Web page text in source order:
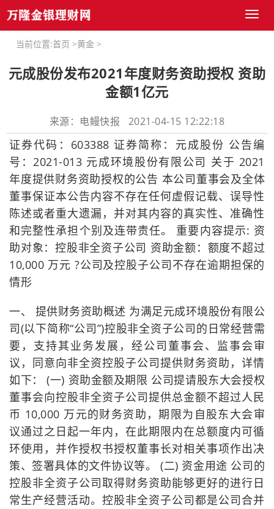
Toggle
当前位置:首页 >黄金 >
元成股份发布2021年度财务资助授权 资助
金额1亿元
来源：电鳗快报 2021-04-15 12:22:18
证券代码：603388 证券简称：元成股份 公告编
号：2021-013 元成环境股份有限公司 关于 2021
年度提供财务资助授权的公告 本公司董事会及全体
董事保证本公告内容不存在任何虚假记载、误导性
陈述或者重大遗漏，并对其内容的真实性、准确性
和完整性承担个别及连带责任。 重要内容提示: 资
助对象：控股非全资子公司 资助金额：额度不超过
10,000 万元 ?公司及控股子公司不存在逾期担保的
情形
一、 提供财务资助概述 为满足元成环境股份有限公
司(以下简称“公司”)控股非全资子公司的日常经营需
要，支持其业务发展，经公司董事会、监事会审
议，同意向非全资控股子公司提供财务资助，详情
如下： (一) 资助金额及期限 公司提请股东大会授权
董事会向控股非全资子公司提供总金额不超过人民
币 10,000 万元的财务资助，期限为自股东大会审
议通过之日起一年内，在此期限内在总额度内可循
环使用，并作授权书授权董事长对相关事项作出决
策、签署具体的文件协议等。 (二) 资金用途 公司的
控股非全资子公司取得财务资助能够更好的进行日
常生产经营活动。控股非全资子公司都是公司合并